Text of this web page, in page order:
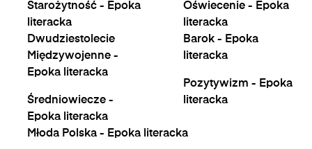
Starożytność - Epoka
literacka
Oświecenie - Epoka
literacka
Dwudziestolecie
Międzywojenne -
Epoka literacka
Średniowiecze -
Epoka literacka
Barok - Epoka
literacka
Pozytywizm - Epoka
literacka
Młoda Polska - Epoka literacka